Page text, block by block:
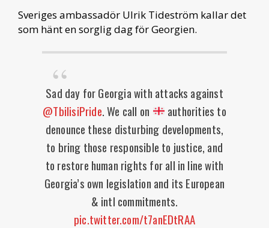
Sveriges ambassadör Ulrik Tideström kallar det
som hänt en sorglig dag för Georgien.
Sad day for Georgia with attacks against
@TbilisiPride. We call on
authorities to
denounce these disturbing developments,
to bring those responsible to justice, and
to restore human rights for all in line with
Georgia’s own legislation and its European
& intl commitments.
pic.twitter.com/t7anEDtRAA